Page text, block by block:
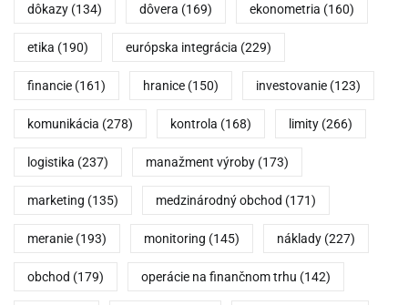
dôkazy (134) dôvera (169) ekonometria (160)
etika (190) európska integrácia (229)
financie (161) hranice (150) investovanie (123)
komunikácia (278) kontrola (168) limity (266)
logistika (237) manažment výroby (173)
marketing (135) medzinárodný obchod (171)
meranie (193) monitoring (145) náklady (227)
obchod (179) operácie na finančnom trhu (142)